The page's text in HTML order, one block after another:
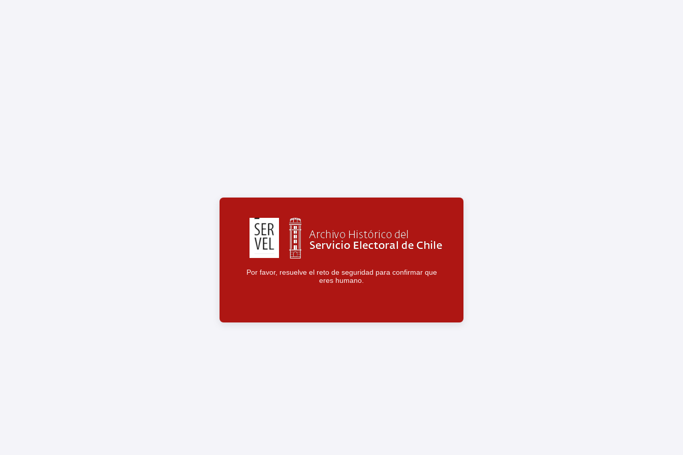
Por favor, resuelve el reto de seguridad para confirmar que
eres humano.